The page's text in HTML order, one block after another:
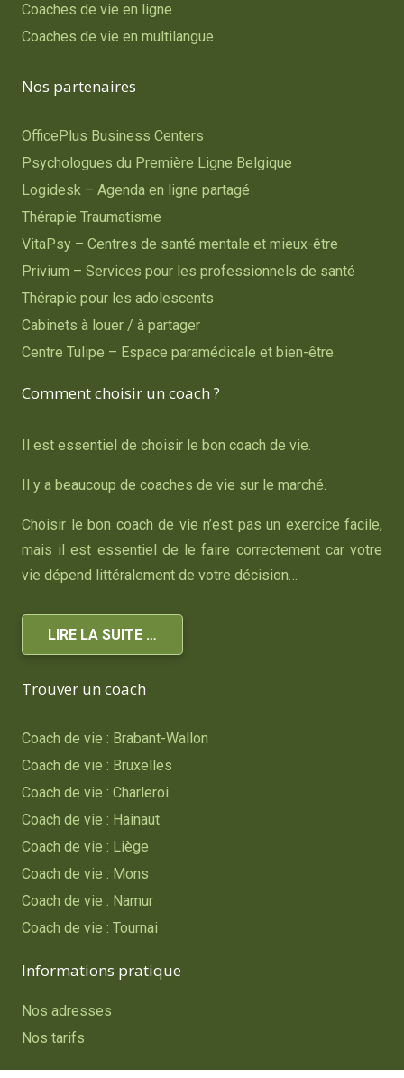
Coaches de vie en ligne
Coaches de vie en multilangue
Nos partenaires
OfficePlus Business Centers
Psychologues du Première Ligne Belgique
Logidesk – Agenda en ligne partagé
Thérapie Traumatisme
VitaPsy – Centres de santé mentale et mieux-être
Privium – Services pour les professionnels de santé
Thérapie pour les adolescents
Cabinets à louer / à partager
Centre Tulipe – Espace paramédicale et bien-être.
Comment choisir un coach ?
Il est essentiel de choisir le bon coach de vie.
Il y a beaucoup de coaches de vie sur le marché.
Choisir le bon coach de vie n’est pas un exercice facile,
mais il est essentiel de le faire correctement car votre
vie dépend littéralement de votre décision…
LIRE LA SUITE …
Trouver un coach
Coach de vie : Brabant-Wallon
Coach de vie : Bruxelles
Coach de vie : Charleroi
Coach de vie : Hainaut
Coach de vie : Liège
Coach de vie : Mons
Coach de vie : Namur
Coach de vie : Tournai
Informations pratique
Nos adresses
Nos tarifs